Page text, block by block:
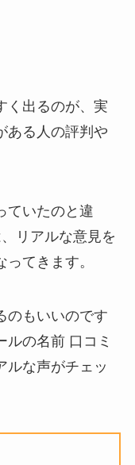
く出るのが、実
ある人の評判や
ていたのと違
リアルな意見を
てきます。
のもいいのです
ルの名前 口コミ
ルな声がチェッ